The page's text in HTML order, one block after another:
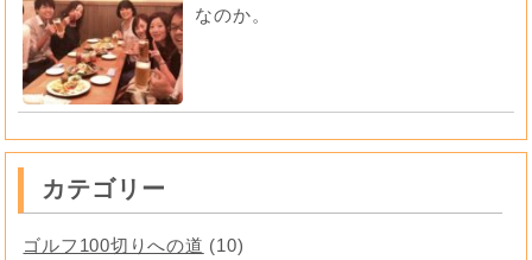
なのか。
カテゴリー
ゴルフ100切りへの道 (10)